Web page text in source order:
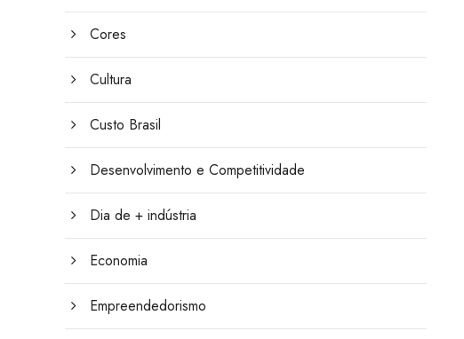
Cores
Cultura
Custo Brasil
Desenvolvimento e Competitividade
Dia de + indústria
Economia
Empreendedorismo